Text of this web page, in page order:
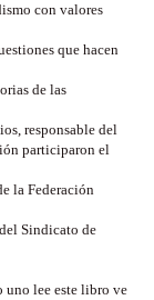
con valores
que hacen
de las
responsable del
participaron el
la Federación
Sindicato de
uno lee este libro ve